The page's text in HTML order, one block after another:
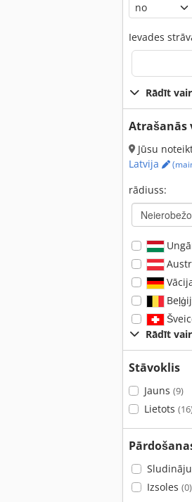
Ievades
Rādīt
Atrašanās
Jūsu
Latvija
rādiuss:
Rādīt
Stāvoklis
Jauns (9)
Lietots
Izsoles (0)